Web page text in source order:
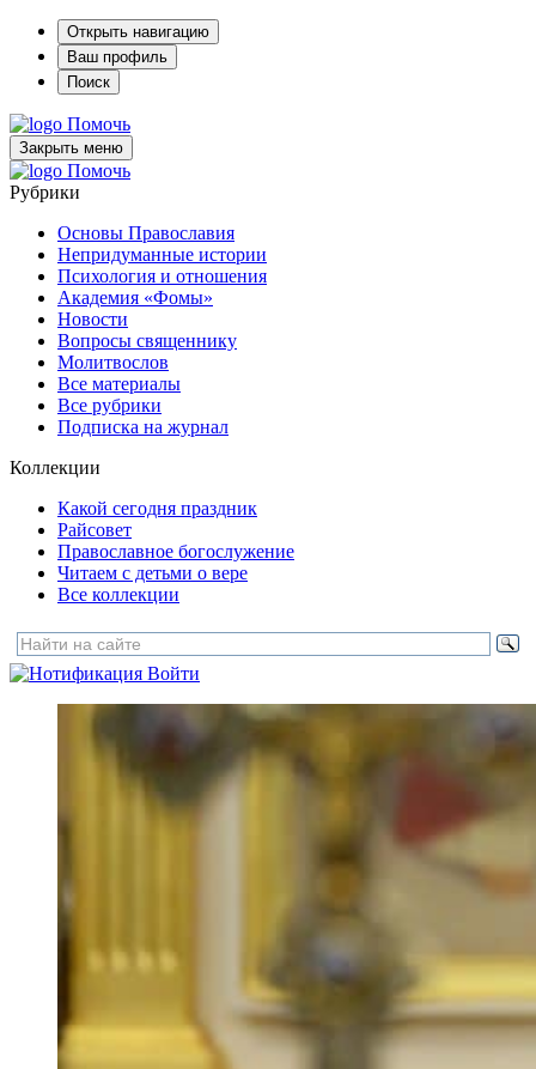
Открыть навигацию
Ваш профиль
Поиск
Помочь
Закрыть меню
Помочь
Рубрики
Основы Православия
Непридуманные истории
Психология и отношения
Академия «Фомы»
Новости
Вопросы священнику
Молитвослов
Все материалы
Все рубрики
Подписка на журнал
Коллекции
Какой сегодня праздник
Райсовет
Православное богослужение
Читаем с детьми о вере
Все коллекции
Войти